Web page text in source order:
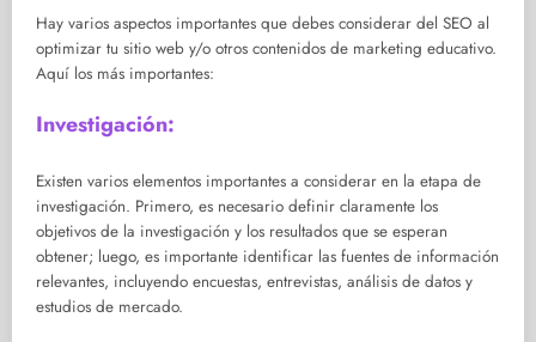
Hay varios aspectos importantes que debes considerar del SEO al
optimizar tu sitio web y/o otros contenidos de marketing educativo.
Aquí los más importantes:
Investigación:
Existen varios elementos importantes a considerar en la etapa de
investigación. Primero, es necesario definir claramente los
objetivos de la investigación y los resultados que se esperan
obtener; luego, es importante identificar las fuentes de información
relevantes, incluyendo encuestas, entrevistas, análisis de datos y
estudios de mercado.